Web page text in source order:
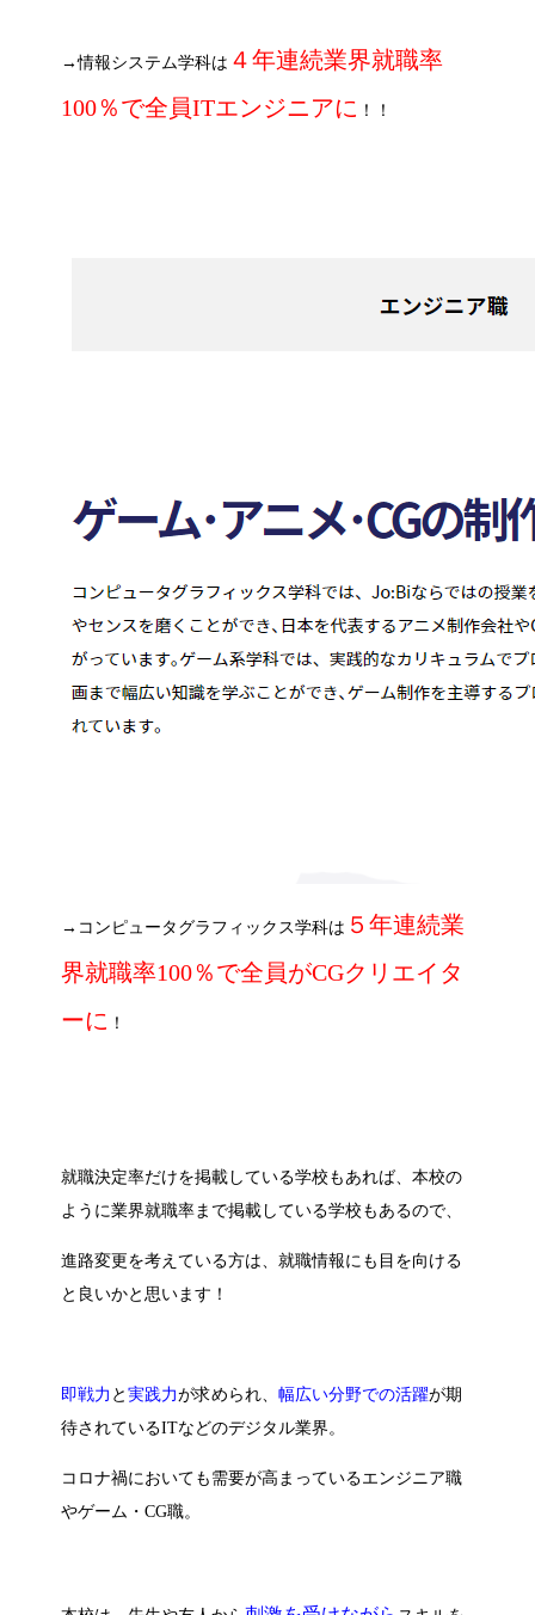
→情報システム学科は ４年連続業界就職率
100％で全員ITエンジニアに ！！
→コンピュータグラフィックス学科は ５年連続業
界就職率100％で全員がCGクリエイタ
ーに ！
就職決定率だけを掲載している学校もあれば、本校の
ように業界就職率まで掲載している学校もあるので、
進路変更を考えている方は、就職情報にも目を向ける
と良いかと思います！
即戦力 と 実践力が求められ、 幅広い分野での活躍が期
待されているITなどのデジタル業界。
コロナ禍においても需要が高まっているエンジニア職
やゲーム・CG職。